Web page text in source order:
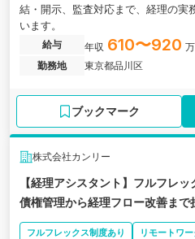
結・開示、監査対応まで、経理の実
います。
給与 年収 610〜920
勤務地
東京都品川区
ブックマーク
株式会社カンリー
【経理アシスタント】フルフレ
債権管理から経理フロー改善ま
フルフレックス制度あり リモートワ